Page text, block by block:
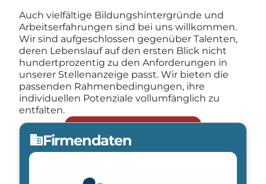
Auch vielfältige Bildungshintergründe und
Arbeitserfahrungen sind bei uns willkommen.
Wir sind aufgeschlossen gegenüber Talenten,
deren Lebenslauf auf den ersten Blick nicht
hundertprozentig zu den Anforderungen in
unserer Stellenanzeige passt. Wir bieten die
passenden Rahmenbedingungen, ihre
individuellen Potenziale vollumfänglich zu
entfalten.
domainFirmendaten